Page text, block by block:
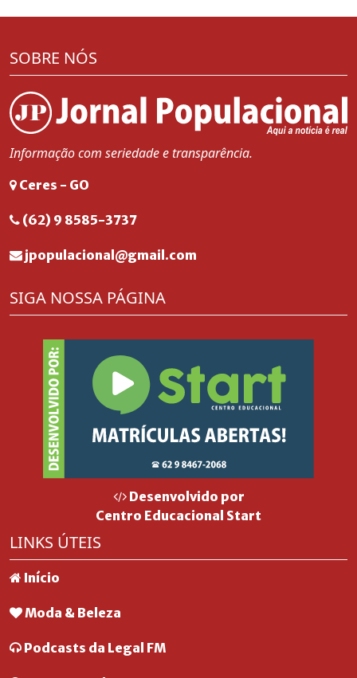
SOBRE NÓS
Informação com seriedade e transparência.
Ceres - GO
(62) 9 8585-3737
jpopulacional@gmail.com
SIGA NOSSA PÁGINA
Desenvolvido por
Centro Educacional Start
LINKS ÚTEIS
Início
Moda & Beleza
Podcasts da Legal FM